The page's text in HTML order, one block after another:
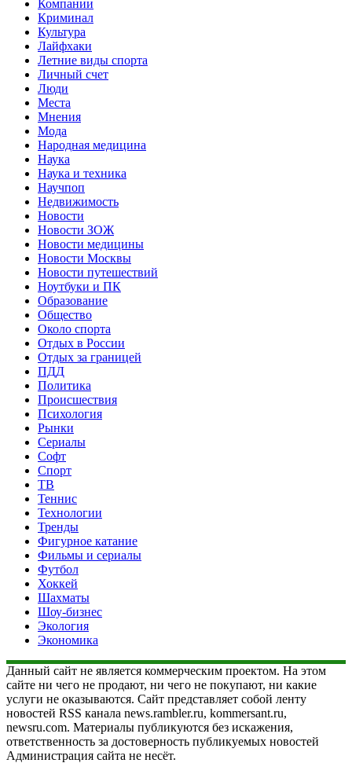
Компании
Криминал
Культура
Лайфхаки
Летние виды спорта
Личный счет
Люди
Места
Мнения
Мода
Народная медицина
Наука
Наука и техника
Научпоп
Недвижимость
Новости
Новости ЗОЖ
Новости медицины
Новости Москвы
Новости путешествий
Ноутбуки и ПК
Образование
Общество
Около спорта
Отдых в России
Отдых за границей
ПДД
Политика
Происшествия
Психология
Рынки
Сериалы
Софт
Спорт
ТВ
Теннис
Технологии
Тренды
Фигурное катание
Фильмы и сериалы
Футбол
Хоккей
Шахматы
Шоу-бизнес
Экология
Экономика
Данный сайт не является коммерческим проектом. На этом
сайте ни чего не продают, ни чего не покупают, ни какие
услуги не оказываются. Сайт представляет собой ленту
новостей RSS канала news.rambler.ru, kommersant.ru,
newsru.com. Материалы публикуются без искажения,
ответственность за достоверность публикуемых новостей
Администрация сайта не несёт.